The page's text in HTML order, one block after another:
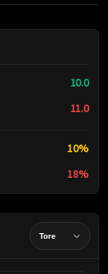
10.0
11.0
10%
18%